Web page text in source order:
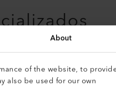
About
of the website, to
also be used for our own